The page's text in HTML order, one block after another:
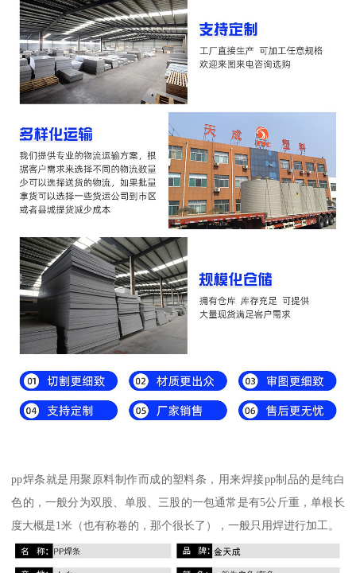
pp焊条就是用聚原料制作而成的塑料条，用来焊接pp制品的是纯白
色的，一般分为双股、单股、三股的一包通常是有5公斤重，单根长
度大概是1米（也有称卷的，那个很长了），一般只用焊进行加工。